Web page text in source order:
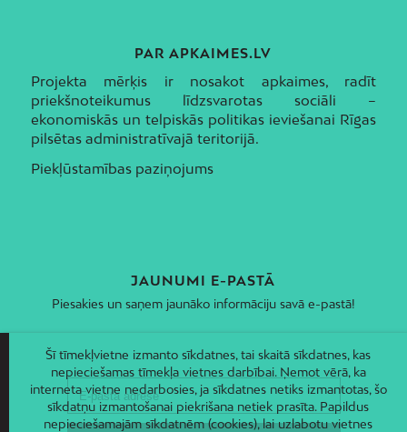
PAR APKAIMES.LV
Projekta mērķis ir nosakot apkaimes, radīt
priekšnoteikumus līdzsvarotas sociāli –
ekonomiskās un telpiskās politikas ieviešanai Rīgas
pilsētas administratīvajā teritorijā.
Piekļūstamības paziņojums
JAUNUMI E-PASTĀ
Piesakies un saņem jaunāko informāciju savā e-pastā!
Šī tīmekļvietne izmanto sīkdatnes, tai skaitā sīkdatnes, kas
nepieciešamas tīmekļa vietnes darbībai. Ņemot vērā, ka
interneta vietne nedarbosies, ja sīkdatnes netiks izmantotas, šo
sīkdatņu izmantošanai piekrišana netiek prasīta. Papildus
nepieciešamajām sīkdatnēm (cookies), lai uzlabotu vietnes